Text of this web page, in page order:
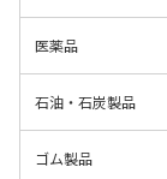
医薬品
石油・石炭製品
ゴム製品